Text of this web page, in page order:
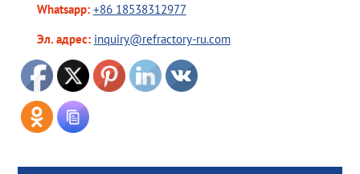
Whatsapp: +86 18538312977
Эл. адрес: inquiry@refractory-ru.com